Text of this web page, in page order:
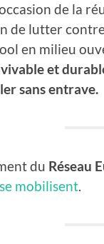
de la
de lutter
en milieu
et
sans entrave.
du Réseau
mobilisent.